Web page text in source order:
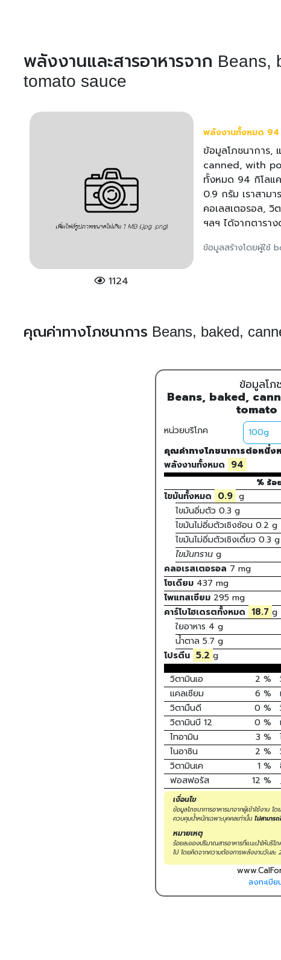
พลังงานและสารอาหารจาก Beans,
tomato sauce
1124
พลังงานทั้งหมด 94
ข้อมูลโภชนาการ,
canned, with
ทั้งหมด 94 กิโลแค
0.9 กรัม เราสาม
คอเลสเตอรอล, วิ
ฯลฯ ได้จากตารา
ข้อมูลสร้างโดยผู้ใช้
คุณค่าทางโภชนาการ Beans, baked,
ข้อมูลโภ
Beans, baked,
tomato
หน่วยบริโภค
คุณค่าทางโภชนาการต่อหนึ่ง
พลังงานทั้งหมด 94
% ร้อ
ไขมันทั้งหมด 0.9 g
ไขมันอิ่มตัว 0.3 g
ไขมันไม่อิ่มตัวเชิงซ้อน 0.2 g
ไขมันไม่อิ่มตัวเชิงเดี่ยว 0.3 g
ไขมันทราน g
คลอเรสเตอรอล 7 mg
โซเดียม 437 mg
โพแทสเซียม 295 mg
คาร์โบไฮเดรตทั้งหมด 18.7 g
ใยอาหาร 4 g
น้ำตาล 5.7 g
โปรตีน 5.2 g
วิตามินเอ
2 %
แคลเซียม
6 %
วิตามืนดี
0 %
วิตามินบี 12
0 %
ไทอามิน
3 %
ไนอาซิน
2 %
วิตามินเค
1 %
ฟอสฟอรัส
12 %
เงื่อนไข
ข้อมูลโภชนาการอาหารมาจากผู้เข้าใช้งาน
ควบคุมน้ำหนักเฉพาะบุคคลเท่านั้น ไม่สามาร
หมายเหตุ
ร้อยละของปริมาณสารอาหารที่แนะนำให้บ
ไป โดยคิดจากความต้องการพลังงานวันละ
ลงทะเบีย